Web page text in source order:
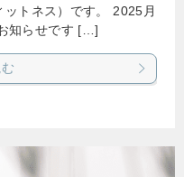
トネス）です。 2025月
知らせです […]